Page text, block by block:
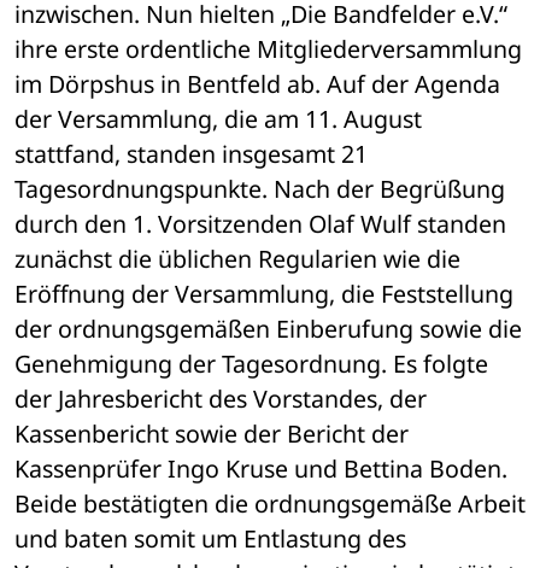
inzwischen. Nun hielten „Die Bandfelder e.V.“
ihre erste ordentliche Mitgliederversammlung
im Dörpshus in Bentfeld ab. Auf der Agenda
der Versammlung, die am 11. August
stattfand, standen insgesamt 21
Tagesordnungspunkte. Nach der Begrüßung
durch den 1. Vorsitzenden Olaf Wulf standen
zunächst die üblichen Regularien wie die
Eröffnung der Versammlung, die Feststellung
der ordnungsgemäßen Einberufung sowie die
Genehmigung der Tagesordnung. Es folgte
der Jahresbericht des Vorstandes, der
Kassenbericht sowie der Bericht der
Kassenprüfer Ingo Kruse und Bettina Boden.
Beide bestätigten die ordnungsgemäße Arbeit
und baten somit um Entlastung des